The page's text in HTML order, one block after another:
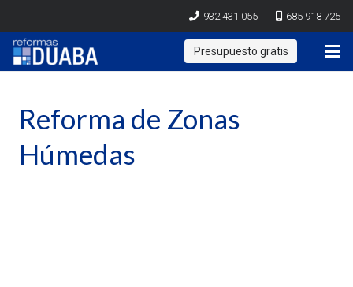
932 431 055 685 918 725
Presupuesto gratis
Reforma de Zonas
Húmedas